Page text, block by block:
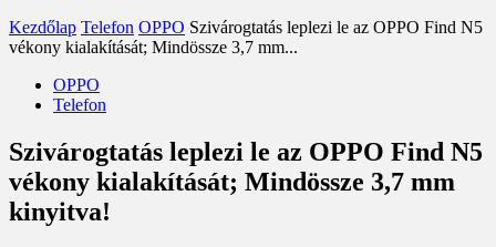
Kezdőlap Telefon OPPO Szivárogtatás leplezi le az OPPO Find N5
vékony kialakítását; Mindössze 3,7 mm...
OPPO
Telefon
Szivárogtatás leplezi le az OPPO Find N5
vékony kialakítását; Mindössze 3,7 mm
kinyitva!